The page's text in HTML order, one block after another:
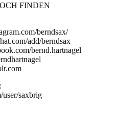
FINDEN
berndsax/
add/berndsax
bernd.hartnagel
saxbrig